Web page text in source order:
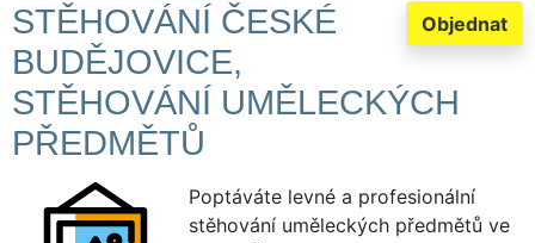
Objednat
STĚHOVÁNÍ ČESKÉ
BUDĚJOVICE,
STĚHOVÁNÍ UMĚLECKÝCH
PŘEDMĚTŮ
Poptáváte levné a profesionální
stěhování uměleckých předmětů ve